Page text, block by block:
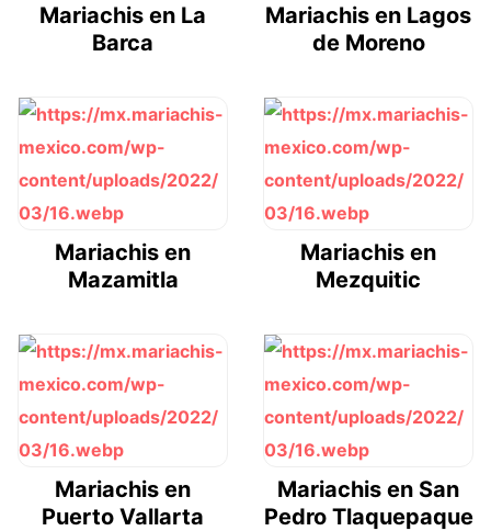
Mariachis en La
Barca
Mariachis en Lagos
de Moreno
Mariachis en
Mazamitla
Mariachis en
Mezquitic
Mariachis en
Puerto Vallarta
Mariachis en San
Pedro Tlaquepaque